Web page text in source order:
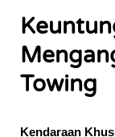
Towing
Kendaraan